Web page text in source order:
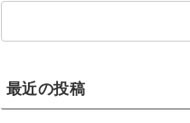
最近の投稿